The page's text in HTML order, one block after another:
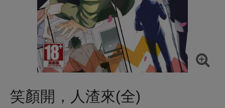
笑顏開，人渣來(全)